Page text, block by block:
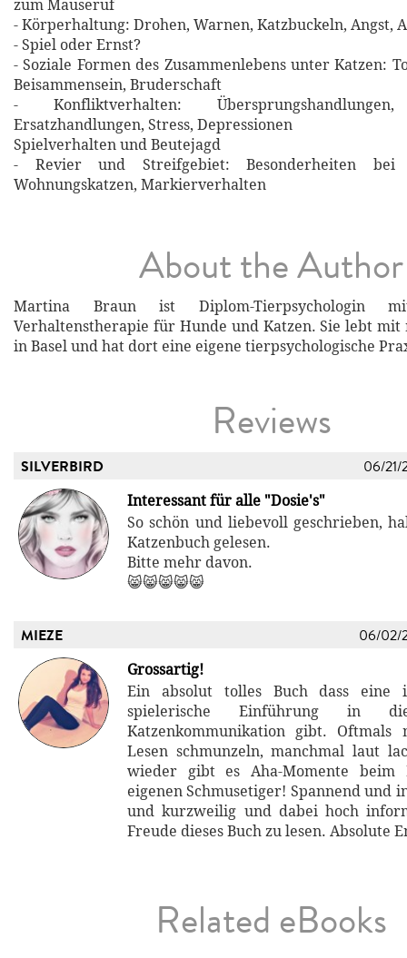
zum Mäuseruf
- Körperhaltung: Drohen, Warnen, Katzbuckeln, Angst,
- Spiel oder Ernst?
- Soziale Formen des Zusammenlebens unter Katzen:
Beisammensein, Bruderschaft
- Konfliktverhalten:
Ersatzhandlungen, Stress, Depressionen
Spielverhalten und Beutejagd
- Revier und Streifgebiet: Besonderheiten bei
Wohnungskatzen, Markierverhalten
About the Author
Martina Braun ist Diplom-Tierpsychologin
Verhaltenstherapie für Hunde und Katzen. Sie lebt mit
in Basel und hat dort eine eigene tierpsychologische
Reviews
SILVERBIRD 06/21/
Interessant für alle "Dosie's"
So schön und liebevoll geschrieben,
Katzenbuch gelesen.
Bitte mehr davon.
😸😸😸😸😸
MIEZE 06/02/
Grossartig!
Ein absolut tolles Buch dass eine
spielerische Einführung in
Katzenkommunikation gibt. Oftmals
Lesen schmunzeln, manchmal laut
wieder gibt es Aha-Momente beim
eigenen Schmusetiger! Spannend und
und kurzweilig und dabei hoch
Freude dieses Buch zu lesen. Absolute
Related eBooks